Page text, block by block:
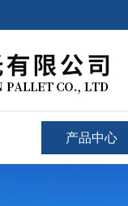
产品中心